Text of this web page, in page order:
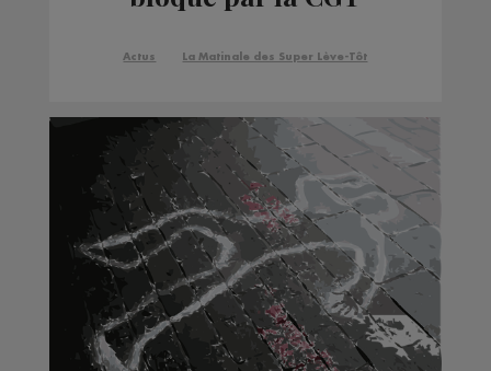
Actus La Matinale des Super Lève-Tôt